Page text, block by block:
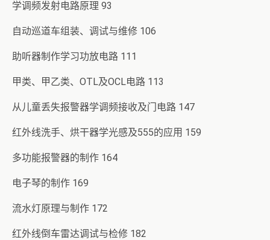
学调频发射电路原理 93
自动巡道车组装、调试与维修 106
助听器制作学习功放电路 111
甲类、甲乙类、OTL及OCL电路 113
从儿童丢失报警器学调频接收及门电路 147
红外线洗手、烘干器学光感及555的应用 159
多功能报警器的制作 164
电子琴的制作 169
流水灯原理与制作 172
红外线倒车雷达调试与检修 182